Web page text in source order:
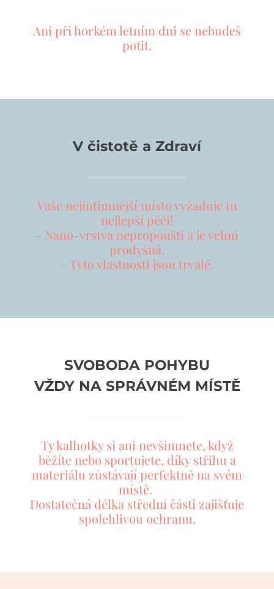
Ani při horkém letním dni se nebudeš
potit.
V čistotě a Zdraví
Vaše nejintimnější místo vyžaduje tu
nejlepší péči!
- Nano-vrstva nepropouští a je velmi
prodyšná.
- Tyto vlastnosti jsou trvalé.
SVOBODA POHYBU
VŽDY NA SPRÁVNÉM MÍSTĚ
Ty kalhotky si ani nevšimnete, když
běžíte nebo sportujete, díky střihu a
materiálu zůstávají perfektně na svém
místě.
Dostatečná délka střední části zajišťuje
spolehlivou ochranu.